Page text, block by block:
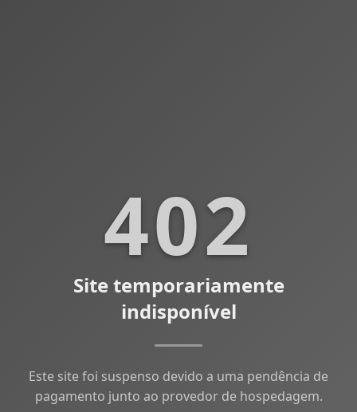
402
Site temporariamente
indisponível
Este site foi suspenso devido a uma pendência de
pagamento junto ao provedor de hospedagem.